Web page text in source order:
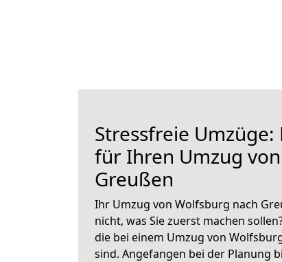
Stressfreie
für Ihren Umzug
Greußen
Ihr Umzug von Wolfsburg nach
nicht, was Sie zuerst machen
die bei einem Umzug von
sind. Angefangen bei der Planung